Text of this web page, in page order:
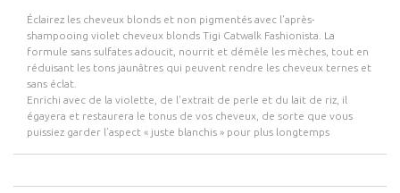
Éclairez les cheveux blonds et non pigmentés avec l’après-
shampooing violet cheveux blonds Tigi Catwalk Fashionista. La
formule sans sulfates adoucit, nourrit et démêle les mèches, tout en
réduisant les tons jaunâtres qui peuvent rendre les cheveux ternes et
sans éclat.
Enrichi avec de la violette, de l'extrait de perle et du lait de riz, il
égayera et restaurera le tonus de vos cheveux, de sorte que vous
puissiez garder l’aspect « juste blanchis » pour plus longtemps